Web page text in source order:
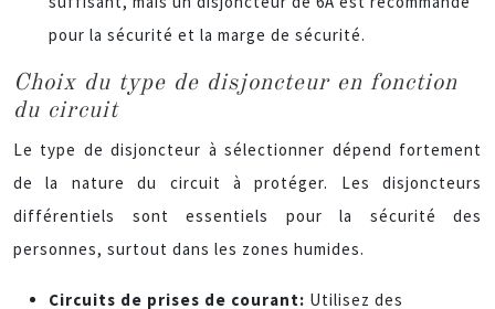
pour la sécurité et la marge de sécurité.
Choix du type de disjoncteur en fonction
du circuit
Le type de disjoncteur à sélectionner dépend fortement
de la nature du circuit à protéger. Les disjoncteurs
différentiels sont essentiels pour la sécurité des
personnes, surtout dans les zones humides.
Circuits de prises de courant: Utilisez des